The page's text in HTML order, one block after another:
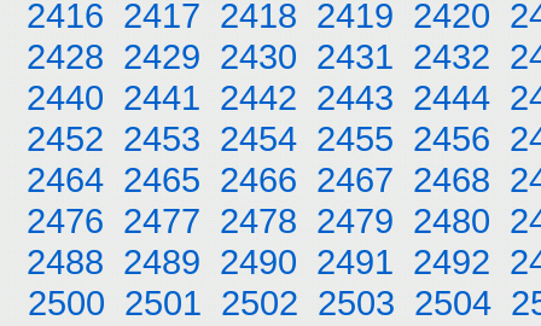
2416 2417 2418 2419 2420
2428 2429 2430 2431 2432
2440 2441 2442 2443 2444
2452 2453 2454 2455 2456
2464 2465 2466 2467 2468
2476 2477 2478 2479 2480
2488 2489 2490 2491 2492
2500 2501 2502 2503 2504